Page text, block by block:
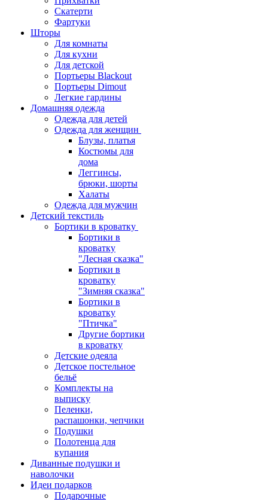
Скатерти
Фартуки
Шторы
Для комнаты
Для кухни
Для детской
Портьеры Blackout
Портьеры Dimout
Легкие гардины
Домашняя одежда
Одежда для детей
Одежда для женщин
Блузы, платья
Костюмы для
дома
Леггинсы,
брюки, шорты
Халаты
Одежда для мужчин
Детский текстиль
Бортики в кроватку
Бортики в
кроватку
"Лесная сказка"
Бортики в
кроватку
"Зимняя сказка"
Бортики в
кроватку
"Птичка"
Другие бортики
в кроватку
Детские одеяла
Детское постельное
бельё
Комплекты на
выписку
Пеленки,
распашонки, чепчики
Подушки
Полотенца для
купания
Диванные подушки и
наволочки
Идеи подарков
Подарочные